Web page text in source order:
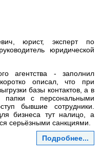
юрист, эксперт по
юридической
агентства - заполнил
описал, что при
базы контактов, а в
папки с персональными
бывшие сотрудники.
бизнеса тут налицо, а
серьёзными санкциями.
Подробнее...